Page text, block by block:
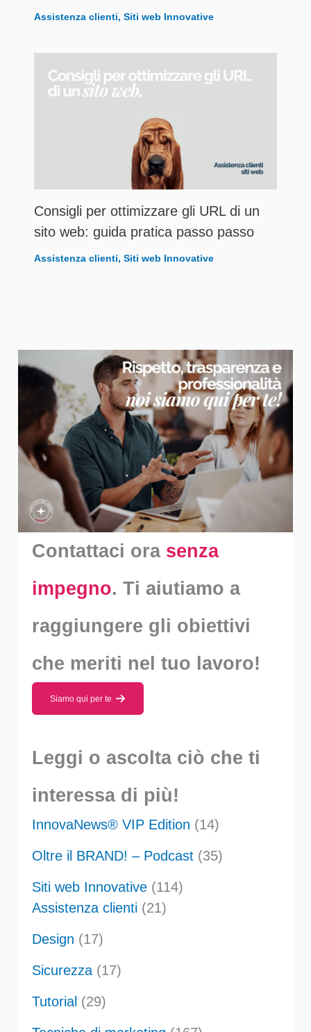
Assistenza clienti, Siti web Innovative
Consigli per ottimizzare gli URL di un
sito web: guida pratica passo passo
Assistenza clienti, Siti web Innovative
Contattaci ora senza
impegno. Ti aiutiamo a
raggiungere gli obiettivi
che meriti nel tuo lavoro!
Siamo qui per te
Leggi o ascolta ciò che ti
interessa di più!
InnovaNews® VIP Edition (14)
Oltre il BRAND! – Podcast(35)
Siti web Innovative(114)
Assistenza clienti(21)
Design (17)
Sicurezza(17)
Tutorial (29)